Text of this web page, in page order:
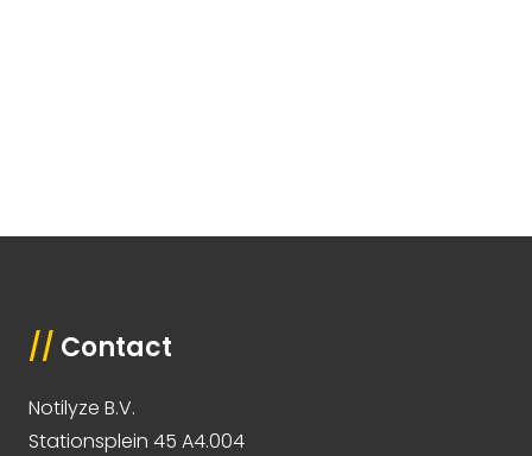
// Contact
Notilyze B.V.
Stationsplein 45 A4.004